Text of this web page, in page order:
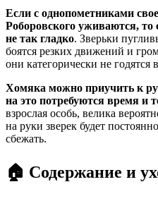
Если с однопометниками
Роборовского уживаются, то
не так гладко. Зверьки
боятся резких движений и
они категорически не годятся
Хомяка можно приучить к
на это потребуются время и
взрослая особь, велика
на руки зверек будет
сбежать.
🏠 Содержание и